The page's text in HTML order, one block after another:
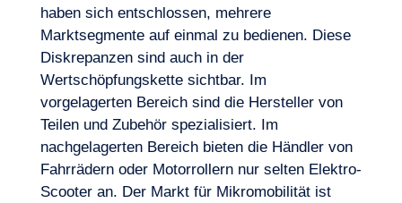
haben sich entschlossen, mehrere
Marktsegmente auf einmal zu bedienen. Diese
Diskrepanzen sind auch in der
Wertschöpfungskette sichtbar. Im
vorgelagerten Bereich sind die Hersteller von
Teilen und Zubehör spezialisiert. Im
nachgelagerten Bereich bieten die Händler von
Fahrrädern oder Motorrollern nur selten Elektro-
Scooter an. Der Markt für Mikromobilität ist